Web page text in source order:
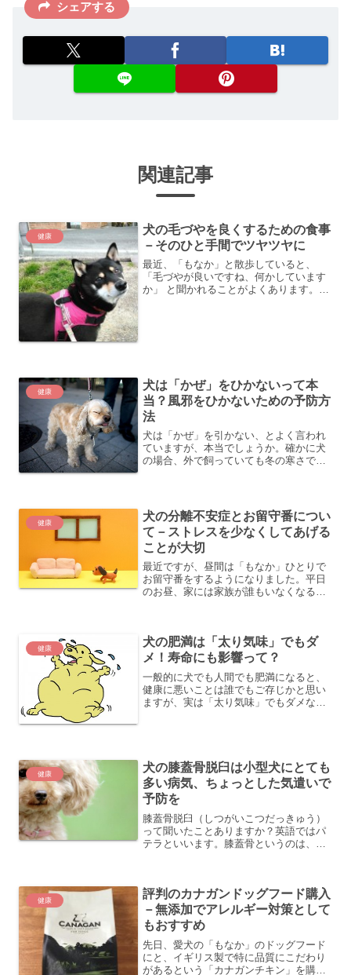
シェアする
関連記事
健康
犬の毛づやを良くするための食事
－そのひと手間でツヤツヤに
最近、「もなか」と散歩していると、
「毛づやが良いですね、何かしています
か」 と聞かれることがよくあります。
健康
犬は「かぜ」をひかないって本
当？風邪をひかないための予防方
法
犬は「かぜ」を引かない、とよく言われ
ていますが、本当でしょうか。確かに犬
の場合、外で飼っていても冬の寒さで風
なく、「もなか」が鼻水を...
健康
犬の分離不安症とお留守番につい
て－ストレスを少なくしてあげる
ことが大切
最近ですが、昼間は「もなか」ひとりで
お留守番をするようになりました。平日
のお昼、家には家族が誰もいなくなるた
と、言葉が分かるのか、お...
健康
犬の肥満は「太り気味」でもダ
メ！寿命にも影響って？
一般的に犬でも人間でも肥満になると、
健康に悪いことは誰でもご存じかと思い
ますが、実は「太り気味」でもダメなの
健康
犬の膝蓋骨脱臼は小型犬にとても
多い病気、ちょっとした気遣いで
予防を
膝蓋骨脱臼（しつがいこつだっきゅう）
って聞いたことありますか？英語ではパ
テラといいます。膝蓋骨というのは、膝
が中心となって支えていま...
健康
評判のカナガンドッグフード購入
－無添加でアレルギー対策として
もおすすめ
先日、愛犬の「もなか」のドッグフード
にと、イギリス製で特に品質にこだわり
があるという「カナガンチキン」を購入